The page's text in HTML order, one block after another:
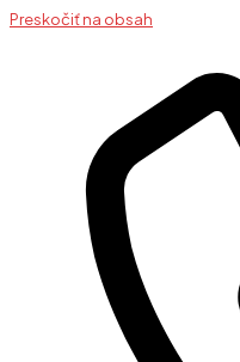
Preskočiť na obsah